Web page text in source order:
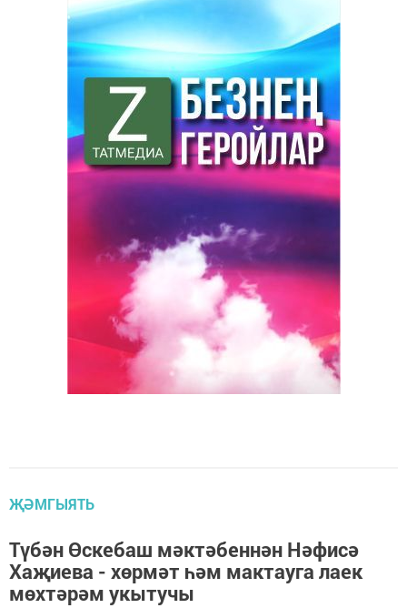
ҖӘМГЫЯТЬ
Түбән Өскебаш мәктәбеннән Нәфисә
Хаҗиева - хөрмәт һәм мактауга лаек
мөхтәрәм укытучы